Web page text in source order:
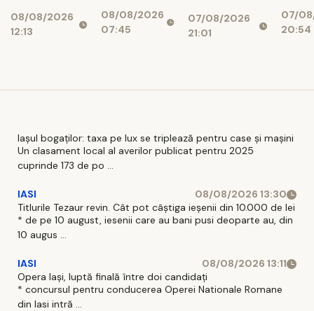
examen
08/08/2026
12:13
face
verificări
08/08/2026
07:45
miliarde de
lei, cu 469
07/08/2026
21:01
07/
20:54
Iașul bogaților: taxa pe lux se triplează pentru case și mașini
Un clasament local al averilor publicat pentru 2025
cuprinde 173 de po ...
IASI
08/08/2026 13:30
Titlurile Tezaur revin. Cât pot câștiga ieșenii din 10.000 de lei
* de pe 10 august, iesenii care au bani pusi deoparte au, din
10 augus ...
IASI
08/08/2026 13:11
Opera Iași, luptă finală între doi candidați
* concursul pentru conducerea Operei Nationale Romane
din Iasi intră ...